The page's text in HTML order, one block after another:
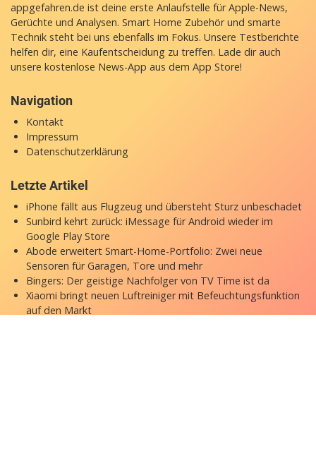
appgefahren.de ist deine erste Anlaufstelle für Apple-News,
Gerüchte und Analysen. Smart Home Zubehör und smarte
Technik steht bei uns ebenfalls im Fokus. Unsere Testberichte
helfen dir, eine Kaufentscheidung zu treffen. Lade dir auch
unsere kostenlose News-App aus dem App Store!
Navigation
Kontakt
Impressum
Datenschutzerklärung
Letzte Artikel
iPhone fällt aus Flugzeug und übersteht Sturz unbeschadet
Sunbird kehrt zurück: iMessage für Android wieder im
Google Play Store
Abode erweitert Smart-Home-Portfolio: Zwei neue
Sensoren für Garagen, Tore und mehr
Bingers: Der geistige Nachfolger von TV Time ist da
Xiaomi bringt neuen Luftreiniger mit Befeuchtungsfunktion
auf den Markt